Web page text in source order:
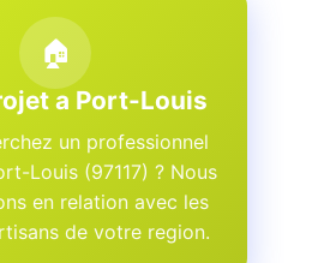
🏠
a Port-Louis
un professionnel
Louis (97117) ? Nous
en relation avec les
de votre region.